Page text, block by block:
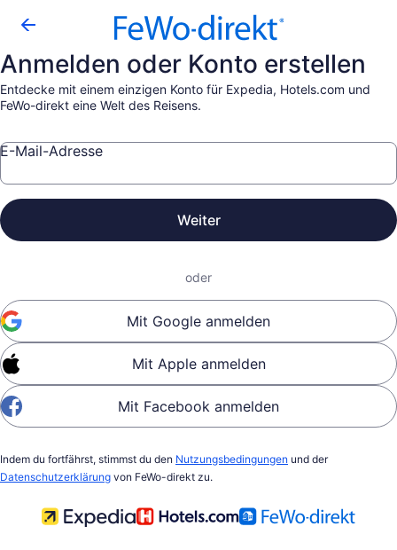
Anmelden oder Konto erstellen
Entdecke mit einem einzigen Konto für Expedia, Hotels.com und
FeWo-direkt eine Welt des Reisens.
E-Mail-Adresse
Weiter
oder
Mit Google anmelden
Mit Apple anmelden
Mit Facebook anmelden
Indem du fortfährst, stimmst du den Nutzungsbedingungen und der
Datenschutzerklärung von FeWo-direkt zu.